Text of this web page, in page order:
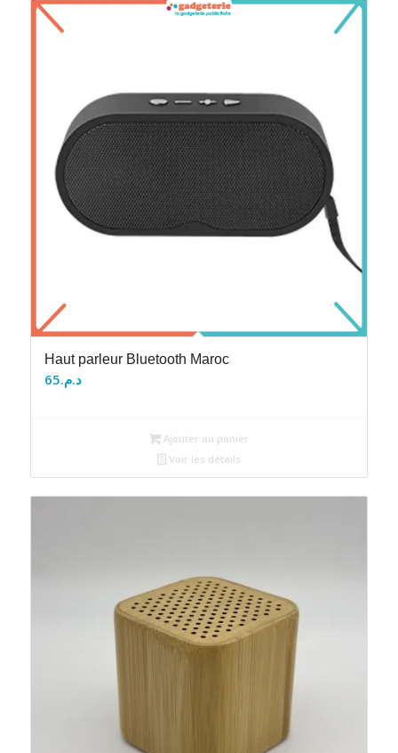
Haut parleur Bluetooth Maroc
د.م.65
Ajouter au panier
Voir les détails